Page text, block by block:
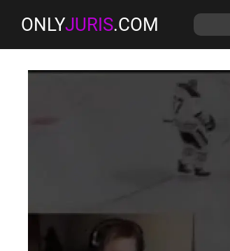
ONLYJURIS.COM